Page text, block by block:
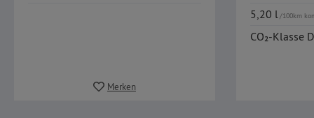
Merken
5,20 l/100km
CO₂-Klasse D